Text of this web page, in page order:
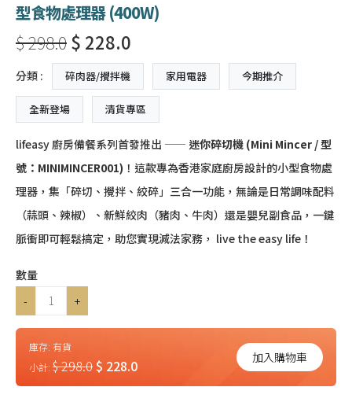
型食物處理器 (400W)
$ 298.0$ 228.0
分類 : 碎肉器/攪拌機 家用電器 今期推介
全新登場 清貨專區
lifeasy 廚房備餐系列首發推出 —— 迷你碎切機 (Mini Mincer / 型
號：MINIMINCER001) ！這款專為香港家庭廚房設計的小型食物處
理器，集「碎切、攪拌、絞碎」三合一功能 ，無論是日常調味配料
（蒜頭、辣椒）、新鮮絞肉（豬肉、牛肉）還是嬰兒副食品，一鍵
脈衝即可輕鬆搞定 ，助您實現減法家務， live the easy life ！
數量
-
+
庫存: 有貨
小計: $ 298.0$ 228.0 加入購物車